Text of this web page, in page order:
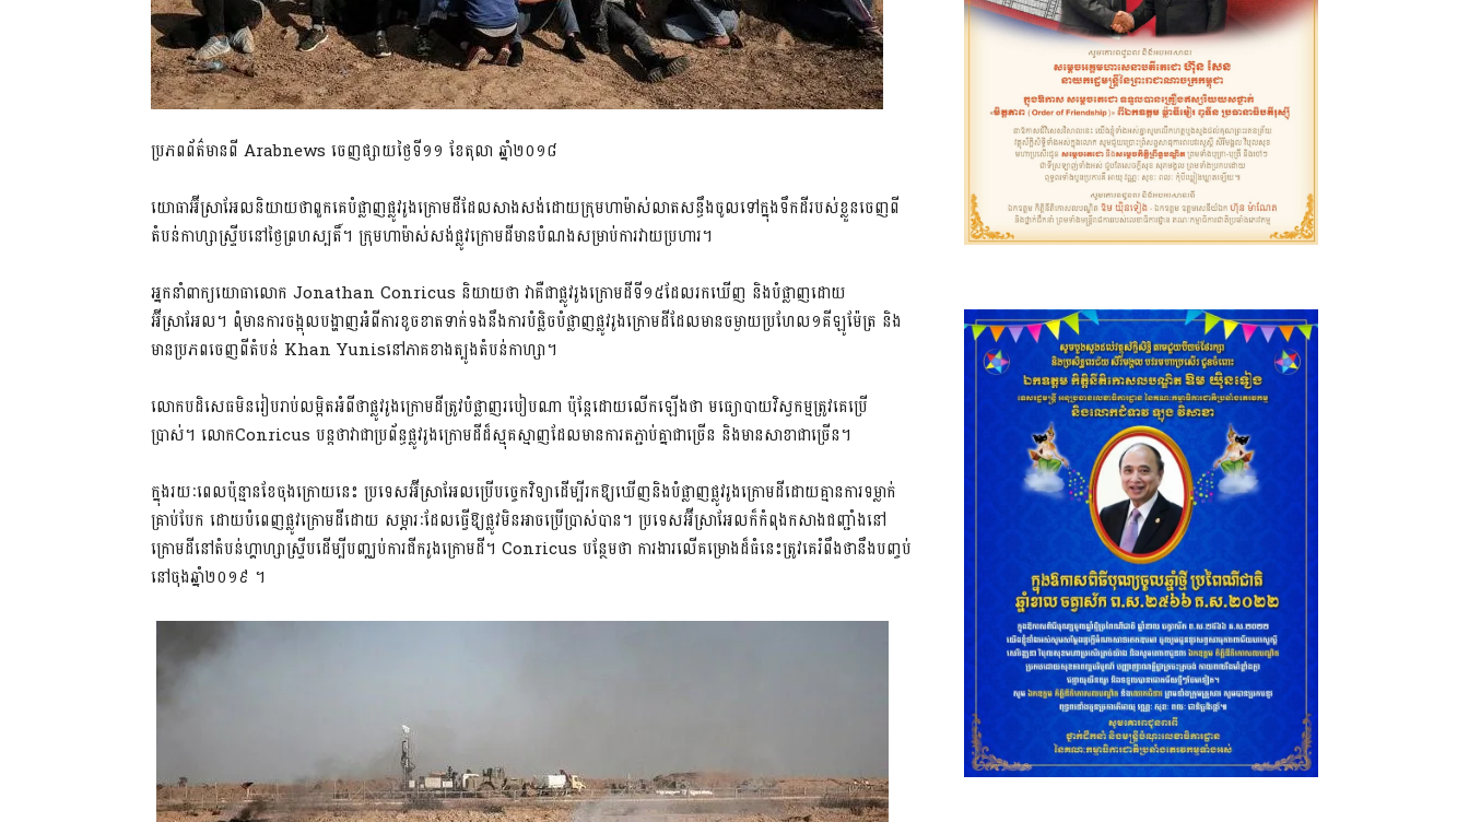
ប្រភពព័ត៌មានពី Arabnews ចេញផ្សាយថ្ងៃទី១១ ខែតុលា ឆ្នាំ២០១៨
យោធាអ៊ីស្រាអែលនិយាយថាពួកគេបំផ្លាញផ្លូវរូងក្រោមដីដែលសាងសង់ដោយក្រុមហាម៉ាស់លាតសន្ធឹងចូលទៅក្នុងទឹកដីរបស់ខ្លួនចេញពី
តំបន់កាហ្សាស្ទ្រីបនៅថ្ងៃព្រហស្បតិ៍។ ក្រុមហាម៉ាស់សង់ផ្លូវក្រោមដីមានបំណងសម្រាប់ការវាយប្រហារ។
អ្នកនាំ​ពាក្យ​យោធាលោក Jonathan Conricus និយាយថា វាគឺជាផ្លូវរូងក្រោមដីទី១៥ដែលរកឃើញ និងបំផ្លាញដោយ
អ៊ីស្រាអែល។ ពុំមានការចង្អុលបង្ហាញអំពីការខូចខាតទាក់​ទ​ងនឹងការ​បំផ្លិច​បំផ្លាញផ្លូវរូងក្រោមដីដែលមានចម្ងាយប្រហែល១គីឡូម៉ែត្រ និង
មានប្រភពចេញពីតំបន់ Khan Yunisនៅភាគខាងត្បូងតំបន់កាហ្សា។
លោកបដិសេធមិនរៀបរាប់លម្អិតអំពីថាផ្លូវរូងក្រោមដីត្រូវបំផ្លាញរបៀបណា ​ប៉ុន្ដែដោយលើក​ឡើងថា មធ្យោបាយវិស្វកម្មត្រូវគេប្រើ
ប្រាស់។ លោកConricus បន្តថាវាជាប្រព័ន្ធផ្លូវរូងក្រោមដីដ៏​ស្មុគស្មាញដែលមានការតភ្ជាប់គ្នាជាច្រើន និងមានសាខាជាច្រើន។
ក្នុងរយៈពេលប៉ុន្មានខែចុងក្រោយនេះ ប្រទេសអ៊ីស្រាអែលប្រើបច្ចេកវិទ្យាដើម្បីរកឱ្យឃើញ​និងបំផ្លាញផ្លូវរូងក្រោមដីដោយគ្មានការទម្លាក់
គ្រាប់បែក ដោយបំពេញផ្លូវក្រោមដីដោយ សម្ភារៈដែលធ្វើឱ្យផ្លូវមិនអាចប្រើប្រាស់បាន។ ប្រទេសអ៊ីស្រាអែលក៏កំពុងកសាងជញ្ជាំងនៅ
ក្រោមដីនៅតំបន់ហ្គាហ្សាស្ទ្រីបដើម្បីបញ្ឈប់ការជីករូងក្រោមដី។ Conricus បន្ថែមថា ការងារលើគម្រោងដ៏ធំនេះត្រូវគេ​រំពឹងថានឹងបញ្ចប់​
នៅចុងឆ្នាំ២០១៩ ។